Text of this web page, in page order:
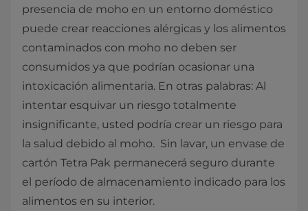
presencia de moho en un entorno doméstico
puede crear reacciones alérgicas y los alimentos
contaminados con moho no deben ser
consumidos ya que podrían ocasionar una
intoxicación alimentaria. En otras palabras: Al
intentar esquivar un riesgo totalmente
insignificante, usted podría crear un riesgo para
la salud debido al moho. Sin lavar, un envase de
cartón Tetra Pak permanecerá seguro durante
el período de almacenamiento indicado para los
alimentos en su interior.